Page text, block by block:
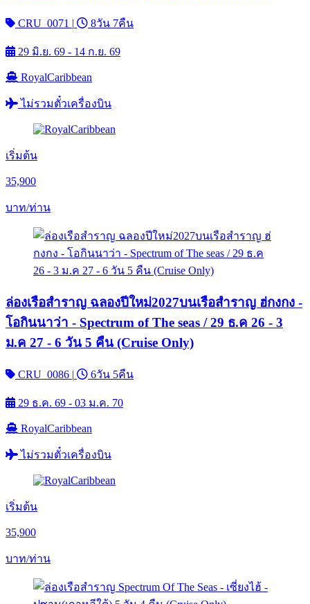
CRU_0071 | 8วัน 7คืน
29 มิ.ย. 69 - 14 ก.ย. 69
RoyalCaribbean
ไม่รวมตั๋วเครื่องบิน
เริ่มต้น
35,900
บาท/ท่าน
ล่องเรือสำราญ ฉลองปีใหม่2027บนเรือสำราญ ฮ่กงกง -
โอกินนาว่า - Spectrum of The seas / 29 ธ.ค 26 - 3
ม.ค 27 - 6 วัน 5 คืน (Cruise Only)
CRU_0086 | 6วัน 5คืน
29 ธ.ค. 69 - 03 ม.ค. 70
RoyalCaribbean
ไม่รวมตั๋วเครื่องบิน
เริ่มต้น
35,900
บาท/ท่าน